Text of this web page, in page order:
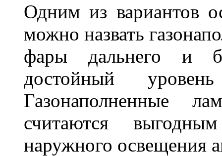
Одним из вариантов
можно назвать
фары дальнего и
достойный
Газонаполненные
считаются
наружного освещения